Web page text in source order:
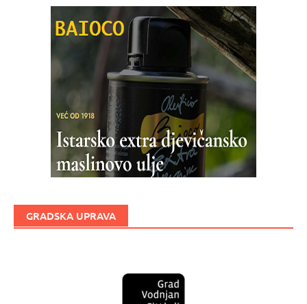
GRADSKA UPRAVA